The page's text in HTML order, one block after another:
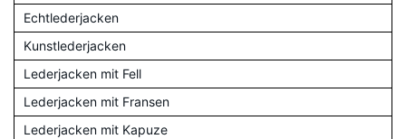
Echtlederjacken
Kunstlederjacken
Lederjacken mit Fell
Lederjacken mit Fransen
Lederjacken mit Kapuze